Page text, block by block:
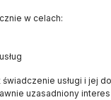
w celach:
usługi i jej
uzasadniony